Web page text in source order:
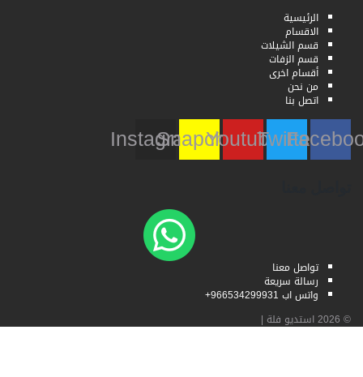
الرئيسية
الاقسام
قسم الشيلات
قسم الزفات
أقسام اخرى
من نحن
اتصل بنا
Twitter
Youtube
Snapchat
Instagram
تواصل معنا
رسالة سريعة
واتس اب 966534299931+
استديو فلة|